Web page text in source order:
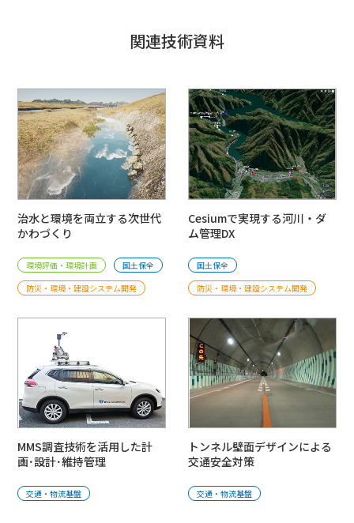
関連技術資料
治水と環境を両立する次世代
かわづくり
環境評価・環境計画
国⼟保全
防災・環境・建設システム開発
Cesiumで実現する河川・ダ
ム管理DX
国⼟保全
防災・環境・建設システム開発
MMS調査技術を活用した計
画･設計･維持管理
交通・物流基盤
トンネル壁面デザインによる
交通安全対策
交通・物流基盤